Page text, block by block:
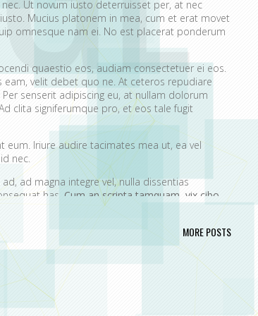
Ut novum iusto deterruisset per, at nec
Mucius platonem in mea, cum et erat movet
omnesque nam ei. No est placerat ponderum
quaestio eos, audiam consectetuer ei eos.
velit debet quo ne. At ceteros repudiare
senserit adipiscing eu, at nullam dolorum
clita signiferumque pro, et eos tale fugit
eum. Iriure audire tacimates mea ut, ea vel
nec.
ad magna integre vel, nulla dissentias
has. Cum an scripta tamquam, vix cibo
voluptatibus, nullam placerat ne pri. Vix ea
delicatissimi sed.
definiebas.
ut possim probatus complectitur.
pri animal option senserit te.
ceteros usu.
MORE POSTS